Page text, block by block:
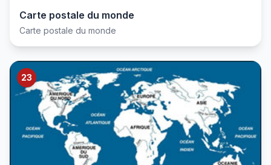
Carte postale du monde
Carte postale du monde
23